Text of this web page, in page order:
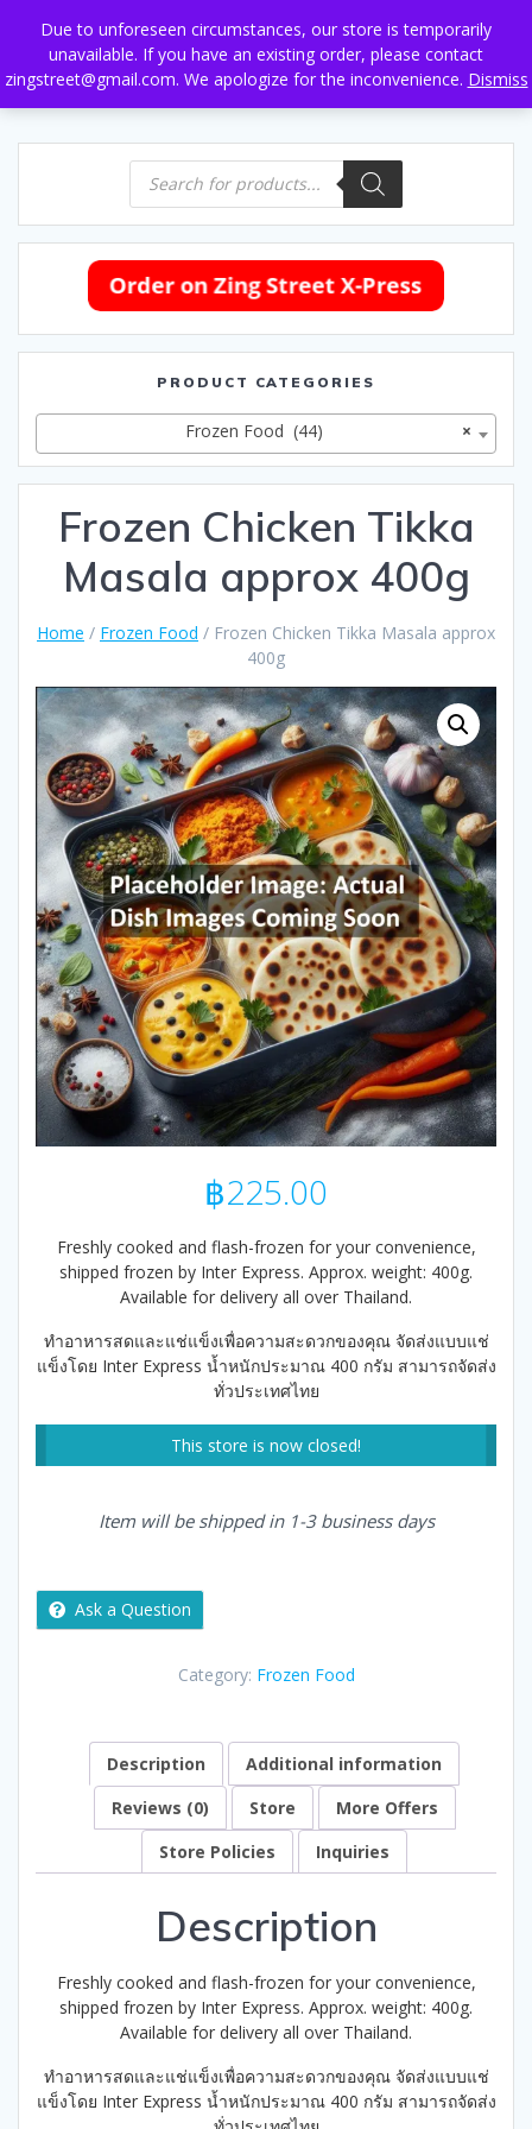
Due to unforeseen circumstances, our store is temporarily
unavailable. If you have an existing order, please contact
zingstreet@gmail.com. We apologize for the inconvenience. Dismiss
to
content
Products
search
PRODUCT CATEGORIES
×
Frozen Food (44)
Frozen Chicken Tikka
Masala approx 400g
Home / Frozen Food / Frozen Chicken Tikka Masala approx
400g
฿225.00
Freshly cooked and flash-frozen for your convenience,
shipped frozen by Inter Express. Approx. weight: 400g.
Available for delivery all over Thailand.
ทำอาหารสดและแช่แข็งเพื่อความสะดวกของคุณ จัดส่งแบบแช่
แข็งโดย Inter Express น้ำหนักประมาณ 400 กรัม สามารถจัดส่ง
ทั่วประเทศไทย
This store is now closed!
Item will be shipped in 1-3 business days
Ask a Question
Category: Frozen Food
Description
Additional information
Reviews (0)
Store
More Offers
Store Policies
Inquiries
Description
Freshly cooked and flash-frozen for your convenience,
shipped frozen by Inter Express. Approx. weight: 400g.
Available for delivery all over Thailand.
ทำอาหารสดและแช่แข็งเพื่อความสะดวกของคุณ จัดส่งแบบแช่
แข็งโดย Inter Express น้ำหนักประมาณ 400 กรัม สามารถจัดส่ง